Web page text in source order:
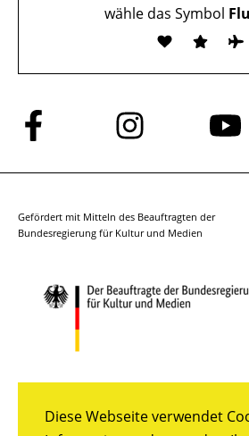
Diese Webseite verwendet
wähle das Symbol
Folge
uns
auf
Folge
uns
auf
Folge
auf
Gefördert mit Mitteln des Beauftragten der
Bundesregierung für Kultur und Medien